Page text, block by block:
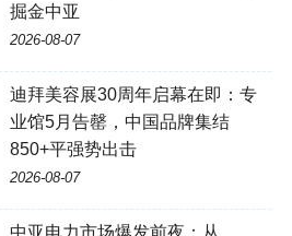
掘金中亚
2026-08-07
迪拜美容展30周年启幕在即：专
业馆5月告罄，中国品牌集结
850+平强势出击
2026-08-07
中亚电力市场爆发前夜：从